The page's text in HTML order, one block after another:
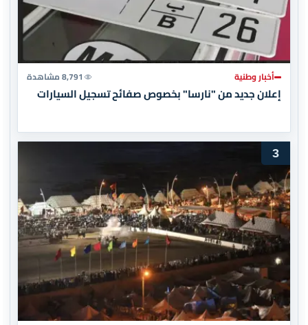
أخبار وطنية 8,791 مشاهدة
إعلان جديد من "نارسا" بخصوص صفائح تسجيل السيارات
3